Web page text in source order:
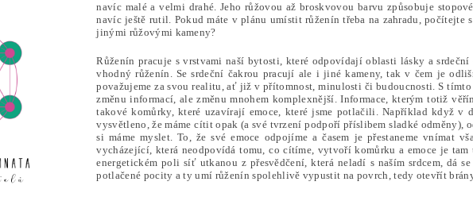
navíc malé a velmi drahé. Jeho růžovou až broskvovou barvu způsobuje
navíc ještě rutil. Pokud máte v plánu umístit růženín třeba na zahradu, počítejte
jinými růžovými kameny?
Růženín pracuje s vrstvami naší bytosti, které odpovídají oblasti lásky a
vhodný růženín. Se srdeční čakrou pracují ale i jiné kameny, tak v čem je
považujeme za svou realitu, ať již v přítomnost, minulosti či budoucnosti. S
změnu informací, ale změnu mnohem komplexnější. Informace, kterým totiž
takové komůrky, které uzavírají emoce, které jsme potlačili. Například když
vysvětleno, že máme cítit opak (a své tvrzení podpoří příslibem sladké
si máme myslet. To, že své emoce odpojíme a časem je přestaneme vnímat
vycházející, která neodpovídá tomu, co cítíme, vytvoří komůrku a emoce je
energetickém poli síť utkanou z přesvědčení, která neladí s naším srdcem,
potlačené pocity a ty umí růženín spolehlivě vypustit na povrch, tedy otevřít